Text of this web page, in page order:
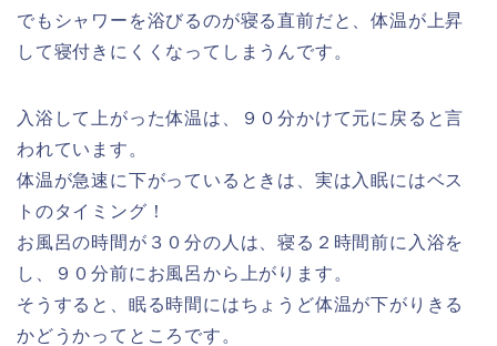
でもシャワーを浴びるのが寝る直前だと、体温が上昇
して寝付きにくくなってしまうんです。
入浴して上がった体温は、９０分かけて元に戻ると言
われています。
体温が急速に下がっているときは、実は入眠にはベス
トのタイミング！
お風呂の時間が３０分の人は、寝る２時間前に入浴を
し、９０分前にお風呂から上がります。
そうすると、眠る時間にはちょうど体温が下がりきる
かどうかってところです。